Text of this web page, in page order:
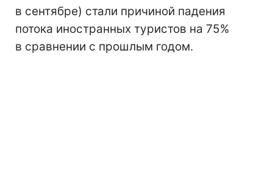
в сентябре) стали причиной падения
потока иностранных туристов на 75%
в сравнении с прошлым годом.